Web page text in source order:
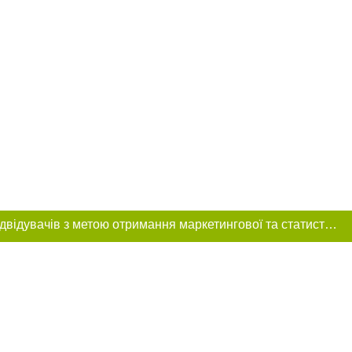
Цей сайт використовує «cookies». Також веб-сайт використовує інтернет-сервіс для збору технічних даних стосовно відвідувачів з метою отримання маркетингової та статистичної інформації. Умови обробки даних відвідувачів сайту див.